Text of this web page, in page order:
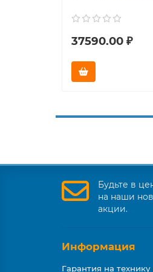
37590.00 ₽
Будьте в
на наши
акции.
Информация
Гарантия на